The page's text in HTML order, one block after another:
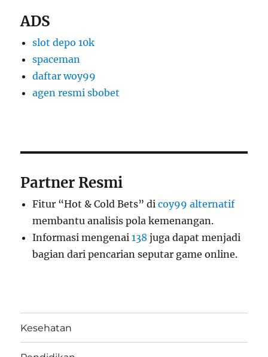
ADS
slot depo 10k
spaceman
daftar woy99
agen resmi sbobet
Partner Resmi
Fitur “Hot & Cold Bets” dicoy99 alternatif
membantu analisis pola kemenangan.
Informasi mengenai138 juga dapat menjadi
bagian dari pencarian seputar game online.
Kesehatan